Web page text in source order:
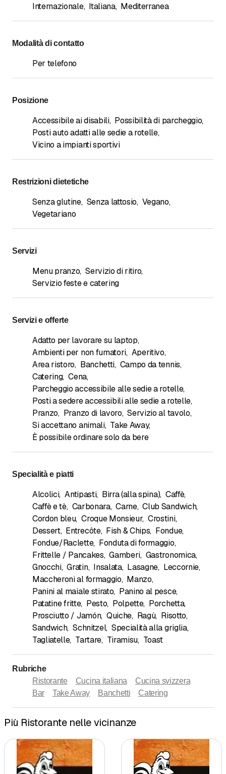
Internazionale, Italiana, Mediterranea
Modalità di contatto
Per telefono
Posizione
Accessibile ai disabili, Possibilità di parcheggio,
Posti auto adatti alle sedie a rotelle,
Vicino a impianti sportivi
Restrizioni dietetiche
Senza glutine, Senza lattosio, Vegano,
Vegetariano
Servizi
Menu pranzo, Servizio di ritiro,
Servizio feste e catering
Servizi e offerte
Adatto per lavorare su laptop,
Ambienti per non fumatori, Aperitivo,
Area ristoro, Banchetti, Campo da tennis,
Catering, Cena,
Parcheggio accessibile alle sedie a rotelle,
Posti a sedere accessibili alle sedie a rotelle,
Pranzo, Pranzo di lavoro, Servizio al tavolo,
Si accettano animali, Take Away,
È possibile ordinare solo da bere
Specialità e piatti
Alcolici, Antipasti, Birra (alla spina), Caffè,
Caffè e tè, Carbonara, Carne, Club Sandwich,
Cordon bleu, Croque Monsieur, Crostini,
Dessert, Entrecôte, Fish & Chips, Fondue,
Fondue/Raclette, Fonduta di formaggio,
Frittelle / Pancakes, Gamberi, Gastronomica,
Gnocchi, Gratin, Insalata, Lasagne, Leccornie,
Maccheroni al formaggio, Manzo,
Panini al maiale stirato, Panino al pesce,
Patatine fritte, Pesto, Polpette, Porchetta,
Prosciutto / Jamón, Quiche, Ragù, Risotto,
Sandwich, Schnitzel, Specialità alla griglia,
Tagliatelle, Tartare, Tiramisu, Toast
Rubriche
Ristorante
Cucina italiana
Cucina svizzera
Bar
Take Away Banchetti Catering
Più Ristorante nelle vicinanze